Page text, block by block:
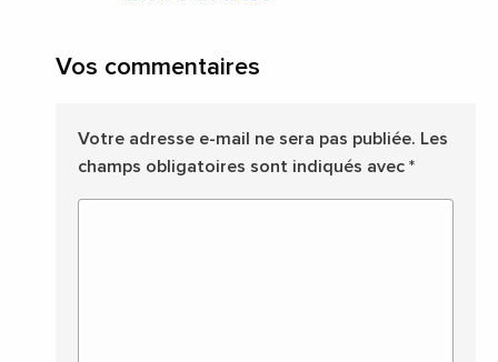
Vos commentaires
Votre adresse e-mail ne sera pas publiée. Les
champs obligatoires sont indiqués avec *